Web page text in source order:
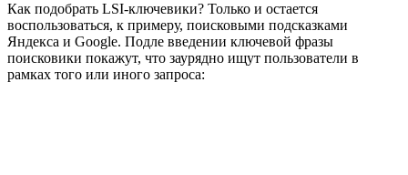
Как подобрать LSI-ключевики? Только и остается
воспользоваться, к примеру, поисковыми подсказками
Яндекса и Google. Подле введении ключевой фразы
поисковики покажут, что заурядно ищут пользователи в
рамках того или иного запроса: